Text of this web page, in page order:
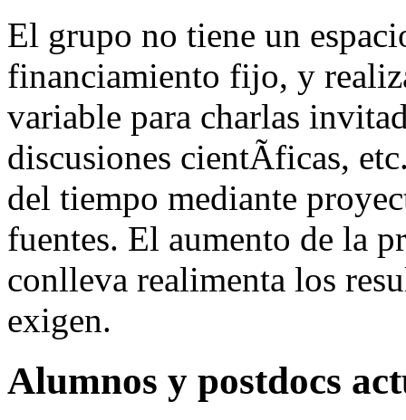
El grupo no tiene un
financiamiento fijo, y
variable para charlas
discusiones cientÃ­ficas,
del tiempo mediante
fuentes. El aumento de la
conlleva realimenta los
exigen.
Alumnos y postdocs